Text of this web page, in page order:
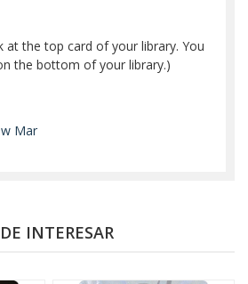
at the top card of your library. You
the bottom of your library.)
Mar
INTERESAR